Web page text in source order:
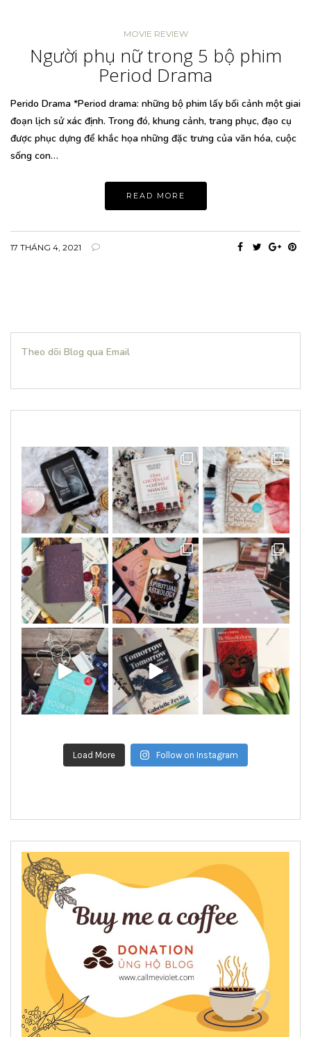
MOVIE REVIEW
Người phụ nữ trong 5 bộ phim
Period Drama
Perido Drama *Period drama: những bộ phim lấy bối cảnh một giai
đoạn lịch sử xác định. Trong đó, khung cảnh, trang phục, đạo cụ
được phục dựng để khắc họa những đặc trưng của văn hóa, cuộc
sống con…
READ MORE
17 THÁNG 4, 2021
Theo dõi Blog qua Email
Load More Follow on Instagram